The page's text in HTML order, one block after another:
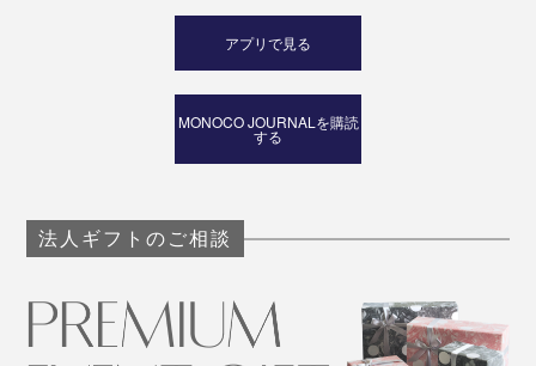
アプリで見る
MONOCO JOURNALを購読
する
法人ギフトのご相談